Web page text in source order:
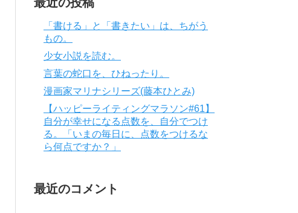
「書ける」と「書きたい」は、ちがう
もの。
少女小説を読む。
言葉の蛇口を、ひねったり。
漫画家マリナシリーズ(藤本ひとみ)
【ハッピーライティングマラソン#61】
自分が幸せになる点数を、自分でつけ
る。「いまの毎日に、点数をつけるな
ら何点ですか？」
最近のコメント